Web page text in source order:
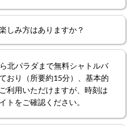
4.0
豪快に滑れる環境が気に入っていま
コースは関東周辺のスキー場の中で
キー場のデッキは、モダンでスタイ
しみ方はありますか？
北パラダまで無料シャトルバ
おり（所要約15分）、基本的
利用いただけますが、時刻は
トをご確認ください。